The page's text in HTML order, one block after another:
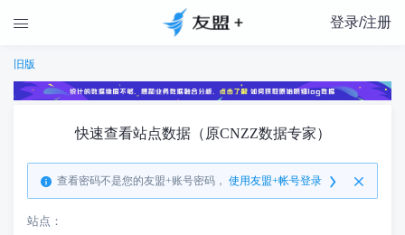
 登录/注册
旧版
快速查看站点数据（原CNZZ数据专家）
查看密码不是您的友盟+账号密码， 使用友盟+帐号登录
站点：